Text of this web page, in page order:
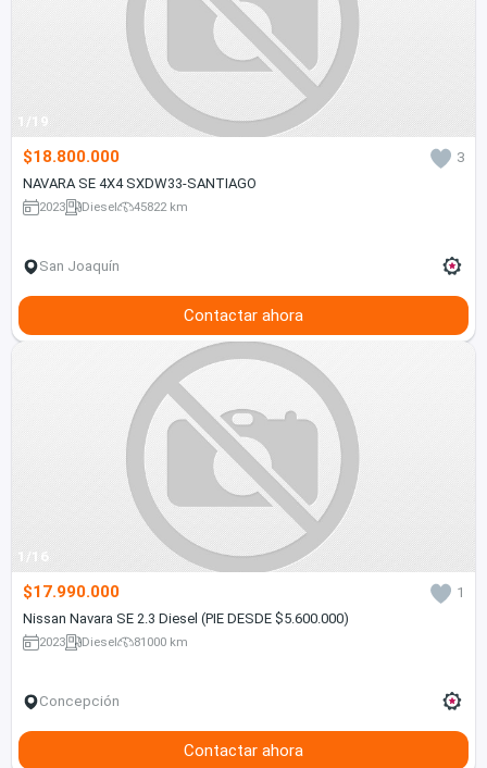
1/19
$18.800.000
3
NAVARA SE 4X4 SXDW33-SANTIAGO
2023 Diesel 45822 km
San Joaquín
Contactar ahora
1/16
$17.990.000
1
Nissan Navara SE 2.3 Diesel (PIE DESDE $5.600.000)
2023 Diesel 81000 km
Concepción
Contactar ahora